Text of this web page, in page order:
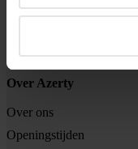
Bezorgen
Garantie & reparatie
Over Azerty
Over ons
Openingstijden